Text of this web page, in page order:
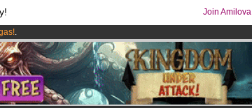
Join Amilova
.
membership now